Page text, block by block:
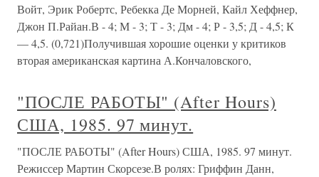
Войт, Эрик Робертс, Ребекка Де Морней, Кайл Хеффнер,
Джон П.Райан.В - 4; М - 3; Т - 3; Дм - 4; Р - 3,5; Д - 4,5; К
— 4,5. (0,721)Получившая хорошие оценки у критиков
вторая американская картина А.Кончаловского,
"ПОСЛЕ РАБОТЫ" (After Hours)
США, 1985. 97 минут.
"ПОСЛЕ РАБОТЫ" (After Hours) США, 1985. 97 минут.
Режиссер Мартин Скорсезе.В ролях: Гриффин Данн,